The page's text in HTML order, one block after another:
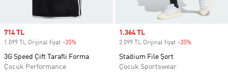
Sale price
714 TL
1.099 TL Orijinal fiyat -35%
3G Speed Çift Taraflı Forma
Çocuk Performance
Sale price
1.364 TL
2.099 TL Orijinal fiyat -35%
Stadium File Şort
Çocuk Sportswear